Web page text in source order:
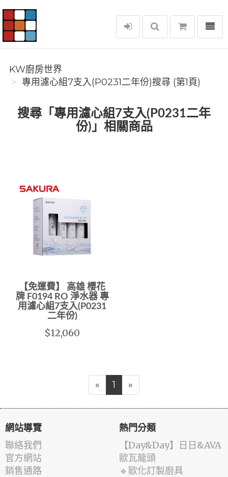
KW廚房世界
選單
KW廚房世界
專用濾心組7支入(P0231二年份)搜尋 (第1頁)
搜尋「專用濾心組7支入(P0231二年
份)」相關商品
【免運費】 高雄 櫻花
牌 F0194 RO 淨水器 專
用濾心組7支入(P0231
二年份)
$12,060
« 1 »
網站導覽
聯絡我們
官方網站
銷售通路
熱門分類
️【Day&Day】️日日&AVA
歐瓦龍頭
🔹歐化訂製廚具